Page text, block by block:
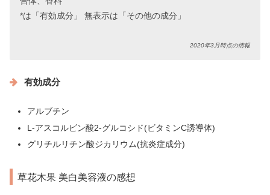
*は「有効成分」 無表示は「その他の成分」
2020年3月時点の情報
有効成分
アルブチン
L-アスコルビン酸2-グルコシド(ビタミンC誘導体)
グリチルリチン酸ジカリウム(抗炎症成分)
草花木果 美白美容液の感想